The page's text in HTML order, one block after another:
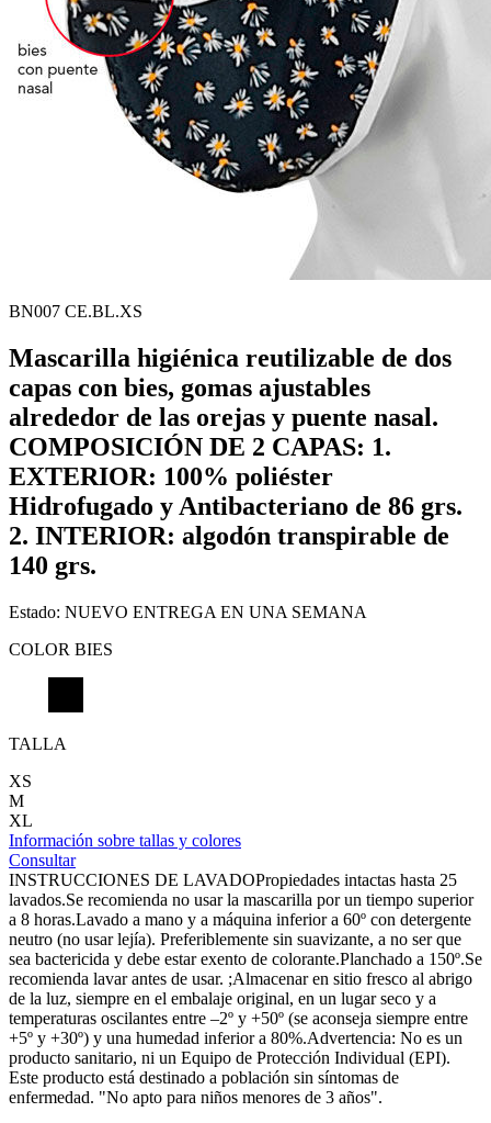
BN007 CE.BL.XS
Mascarilla higiénica reutilizable de dos
capas con bies, gomas ajustables
alrededor de las orejas y puente nasal.
COMPOSICIÓN DE 2 CAPAS: 1.
EXTERIOR: 100% poliéster
Hidrofugado y Antibacteriano de 86 grs.
2. INTERIOR: algodón transpirable de
140 grs.
Estado: NUEVO ENTREGA EN UNA SEMANA
COLOR BIES
TALLA
XS
M
XL
Información sobre tallas y colores
Consultar
INSTRUCCIONES DE LAVADOPropiedades intactas hasta 25
lavados.Se recomienda no usar la mascarilla por un tiempo superior
a 8 horas.Lavado a mano y a máquina inferior a 60º con detergente
neutro (no usar lejía). Preferiblemente sin suavizante, a no ser que
sea bactericida y debe estar exento de colorante.Planchado a 150º.Se
recomienda lavar antes de usar. ;Almacenar en sitio fresco al abrigo
de la luz, siempre en el embalaje original, en un lugar seco y a
temperaturas oscilantes entre –2º y +50º (se aconseja siempre entre
+5º y +30º) y una humedad inferior a 80%.Advertencia: No es un
producto sanitario, ni un Equipo de Protección Individual (EPI).
Este producto está destinado a población sin síntomas de
enfermedad. "No apto para niños menores de 3 años".